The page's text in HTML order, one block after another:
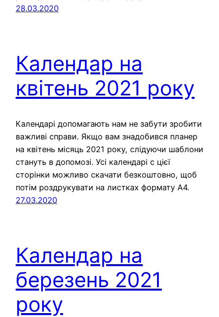
28.03.2020
Календар на
квітень 2021 року
Календарі допомагають нам не забути зробити
важливі справи. Якщо вам знадобився планер
на квітень місяць 2021 року, слідуючи шаблони
стануть в допомозі. Усі календарі с цієї
сторінки можливо скачати безкоштовно, щоб
потім роздрукувати на листках формату А4.
27.03.2020
Календар на
березень 2021
року